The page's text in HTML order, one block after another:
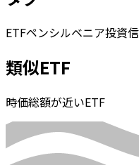
ETFペンシルベニア投資
類似ETF
時価総額が近いETF